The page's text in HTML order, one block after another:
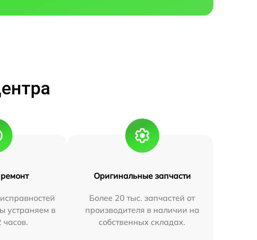
устраняем в
часов.
Оригинальные запчасти
Более 20 тыс. запчастей от
производителя в наличии на
собственных складах.